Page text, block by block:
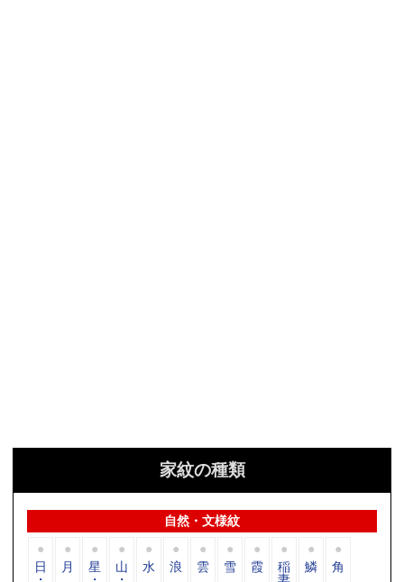
家紋の種類
自然・文様紋
日
・
月 星
・
山
・
水 浪 雲 雪 霞 稲
妻
鱗 角